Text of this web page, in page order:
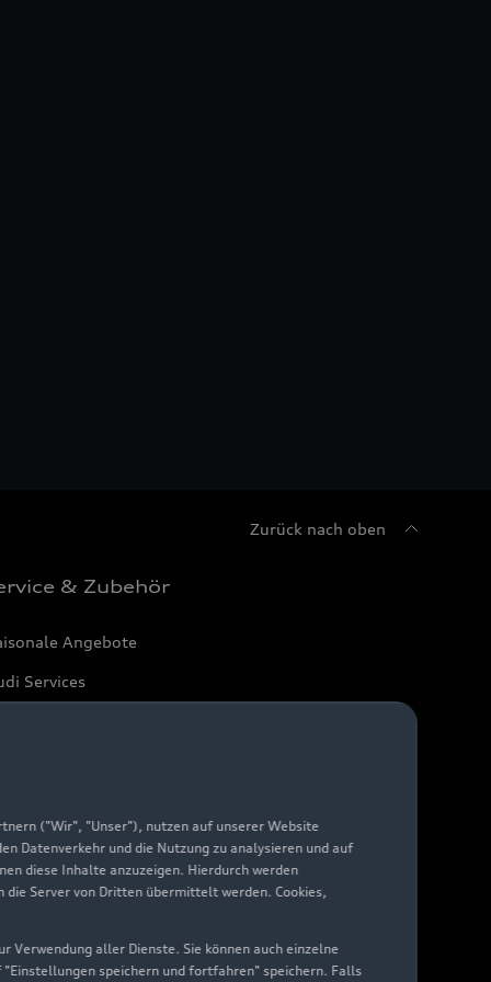
("Wir", "Unser"), nutzen auf unserer Website
Datenverkehr und die Nutzung zu analysieren und auf
diese Inhalte anzuzeigen. Hierdurch werden
die Server von Dritten übermittelt werden. Cookies,
Verwendung aller Dienste. Sie können auch einzelne
speichern und fortfahren" speichern. Falls
Zurück nach oben
& Zubehör
Angebote
Services